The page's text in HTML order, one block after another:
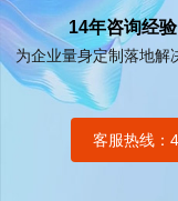
14年咨询经验
为企业量身定制落地解
客服热线：